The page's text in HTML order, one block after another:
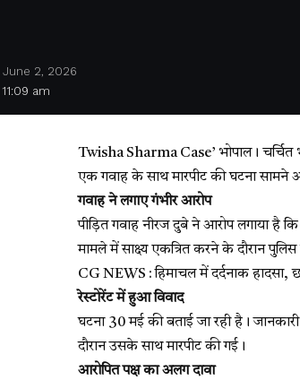
am
June 2, 2026
Twisha Sharma Case’ भोपाल।
एक गवाह के साथ मारपीट की घटना
गवाह ने लगाए गंभीर आरोप
पीड़ित गवाह नीरज दुबे ने आरोप लगाया है
मामले में साक्ष्य एकत्रित करने के दौरान
CG NEWS : हिमाचल में दर्दनाक हादसा,
रेस्टोरेंट में हुआ विवाद
घटना 30 मई की बताई जा रही है।
दौरान उसके साथ मारपीट की गई।
आरोपित पक्ष का अलग दावा